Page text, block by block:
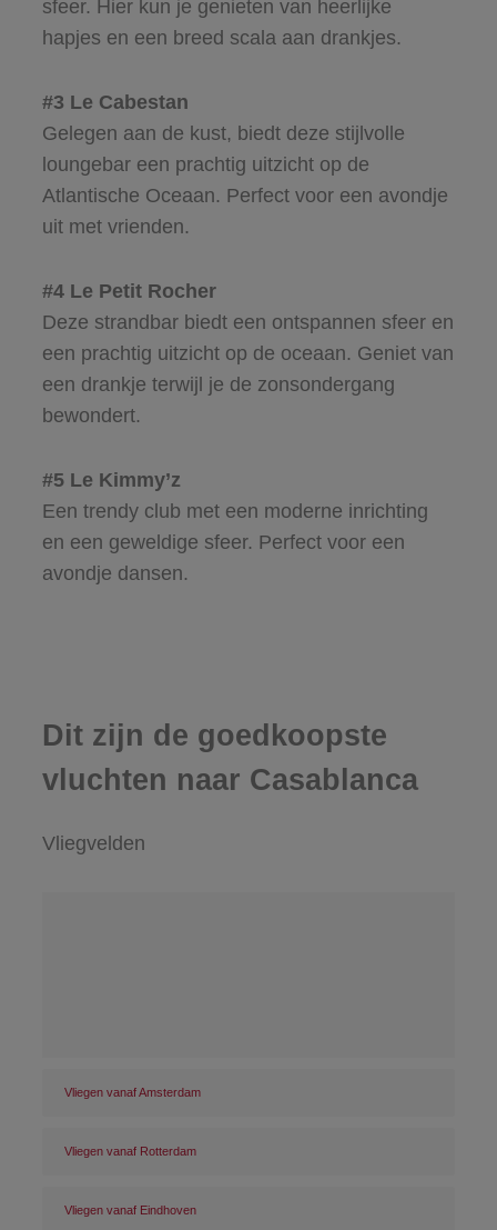
sfeer. Hier kun je genieten van heerlijke
hapjes en een breed scala aan drankjes.
#3 Le Cabestan
Gelegen aan de kust, biedt deze stijlvolle
loungebar een prachtig uitzicht op de
Atlantische Oceaan. Perfect voor een avondje
uit met vrienden.
#4 Le Petit Rocher
Deze strandbar biedt een ontspannen sfeer en
een prachtig uitzicht op de oceaan. Geniet van
een drankje terwijl je de zonsondergang
bewondert.
#5 Le Kimmy’z
Een trendy club met een moderne inrichting
en een geweldige sfeer. Perfect voor een
avondje dansen.
Dit zijn de goedkoopste
vluchten naar Casablanca
Vliegvelden
Vliegen vanaf Amsterdam
Vliegen vanaf Rotterdam
Vliegen vanaf Eindhoven